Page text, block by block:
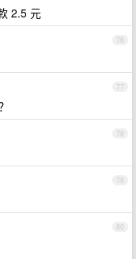
2.5 元
76
77
78
79
80